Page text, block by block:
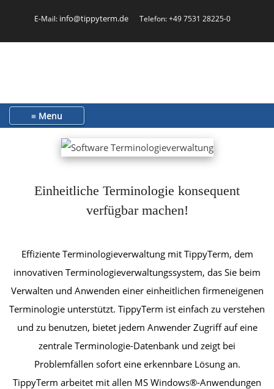
E-Mail: info@tippyterm.de Telefon: +49 7531 28225-0
Toggle navigation
Einheitliche Terminologie konsequent
verfügbar machen!
Effiziente Terminologieverwaltung mit TippyTerm, dem
innovativen Terminologieverwaltungs­­system, das Sie beim
Verwalten und Anwenden einer einheitlichen firmeneigenen
Terminologie unterstützt. TippyTerm ist einfach zu verstehen
und zu benutzen, bietet jedem Anwender Zugriff auf eine
zentrale Terminologie-Datenbank und zeigt bei
Problemfällen sofort eine erkennbare Lösung an.
TippyTerm arbeitet mit allen MS Windows®-Anwendungen